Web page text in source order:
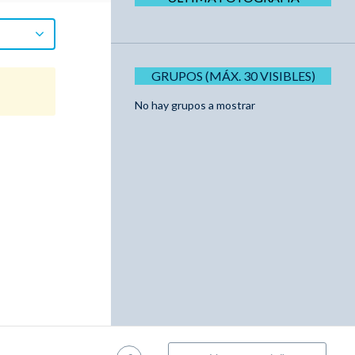
GRUPOS (MÁX. 30 VISIBLES)
No hay grupos a mostrar